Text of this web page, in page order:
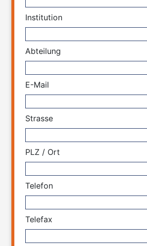
Institution
Abteilung
E-Mail
Strasse
PLZ / Ort
Telefon
Telefax